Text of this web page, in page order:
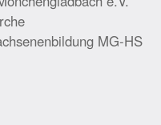
MG-HS